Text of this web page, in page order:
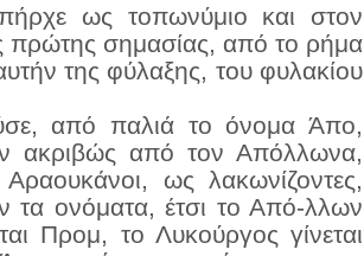
ως τοπωνύμιο και στον
πρώτης σημασίας, από το ρήμα
της φύλαξης, του φυλακίου
από παλιά το όνομα Άπο,
ακριβώς από τον Απόλλωνα,
ως λακωνίζοντες,
τα ονόματα, έτσι το Από-λλων
Προμ, το Λυκούργος γίνεται